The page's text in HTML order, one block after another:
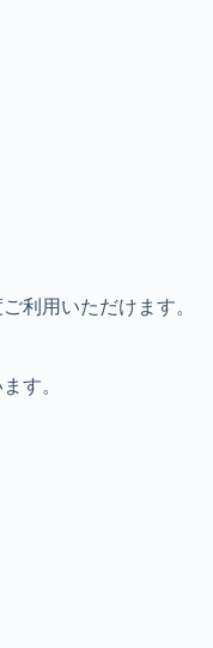
利用いただけます。
す。